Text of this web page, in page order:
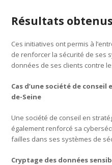
Résultats obtenus
Ces initiatives ont permis à
de renforcer la sécurité de ses
données de ses clients contre
Cas d’une société de
de-Seine
Une société de conseil en
également renforcé sa
failles dans ses systèmes de
Cryptage des données